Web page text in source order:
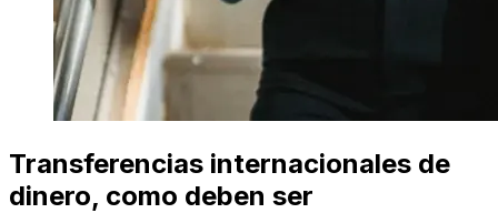
Transferencias internacionales de
dinero, como deben ser